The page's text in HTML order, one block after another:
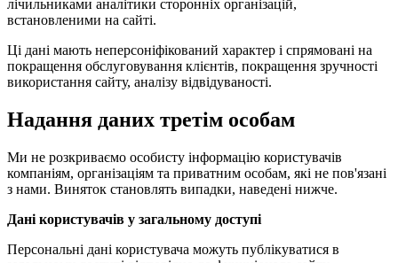
лічильниками аналітики сторонніх організацій,
встановленими на сайті.
Ці дані мають неперсоніфікований характер і спрямовані на
покращення обслуговування клієнтів, покращення зручності
використання сайту, аналізу відвідуваності.
Надання даних третім особам
Ми не розкриваємо особисту інформацію користувачів
компаніям, організаціям та приватним особам, які не пов'язані
з нами. Виняток становлять випадки, наведені нижче.
Дані користувачів у загальному доступі
Персональні дані користувача можуть публікуватися в